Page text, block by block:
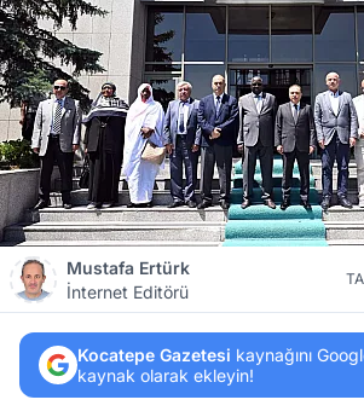
Mustafa Ertürk
İnternet Editörü
Kocatepe Gazetesi kaynağını
kaynak olarak ekleyin!